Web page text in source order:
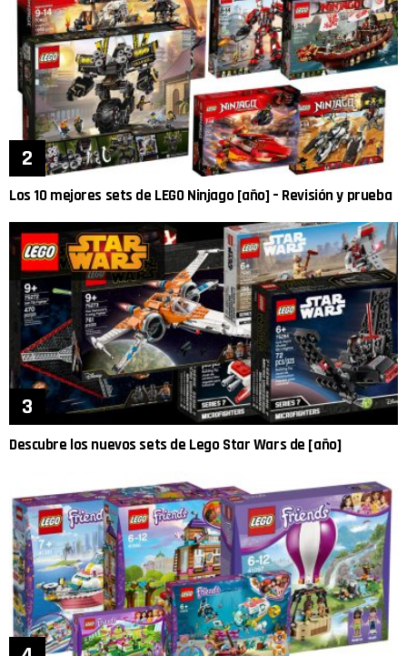
Los 10 mejores sets de LEGO Ninjago [año] – Revisión y prueba
Descubre los nuevos sets de Lego Star Wars de [año]